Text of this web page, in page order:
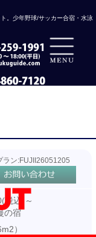
。少年野球/サッカー合宿・水泳
ラン:FUJII26051205
込)～
の宿
）